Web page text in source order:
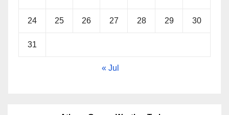
24 25 26 27 28 29 30
31
« Jul